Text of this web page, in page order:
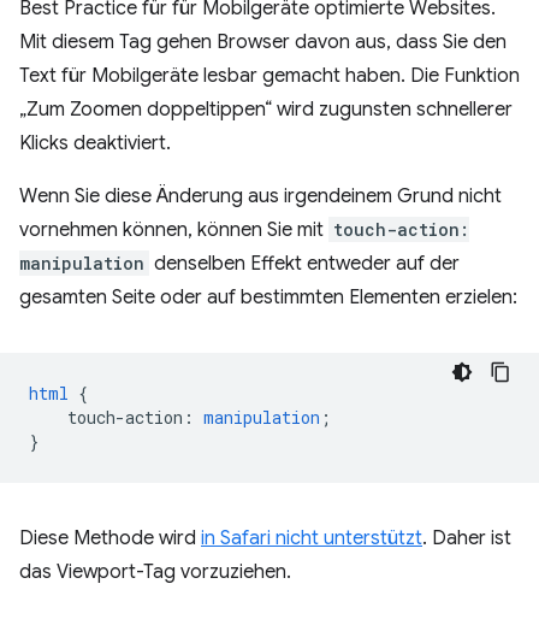
Best Practice für für Mobilgeräte optimierte Websites.
Mit diesem Tag gehen Browser davon aus, dass Sie den
Text für Mobilgeräte lesbar gemacht haben. Die Funktion
„Zum Zoomen doppeltippen“ wird zugunsten schnellerer
Klicks deaktiviert.
Wenn Sie diese Änderung aus irgendeinem Grund nicht
vornehmen können, können Sie mit touch-action:
manipulation denselben Effekt entweder auf der
gesamten Seite oder auf bestimmten Elementen erzielen:
html {
touch-action : manipulation ;
}
Diese Methode wird in Safari nicht unterstützt. Daher ist
das Viewport-Tag vorzuziehen.